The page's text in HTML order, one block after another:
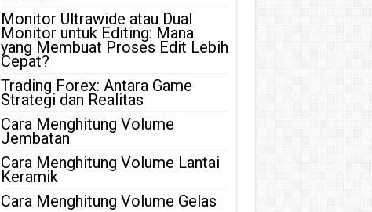
Monitor Ultrawide atau Dual
Monitor untuk Editing: Mana
yang Membuat Proses Edit Lebih
Cepat?
Trading Forex: Antara Game
Strategi dan Realitas
Cara Menghitung Volume
Jembatan
Cara Menghitung Volume Lantai
Keramik
Cara Menghitung Volume Gelas